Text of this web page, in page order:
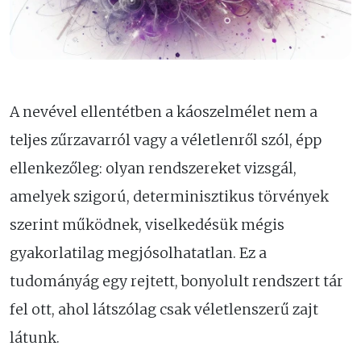
A nevével ellentétben a káoszelmélet nem a
teljes zűrzavarról vagy a véletlenről szól, épp
ellenkezőleg: olyan rendszereket vizsgál,
amelyek szigorú, determinisztikus törvények
szerint működnek, viselkedésük mégis
gyakorlatilag megjósolhatatlan. Ez a
tudományág egy rejtett, bonyolult rendszert tár
fel ott, ahol látszólag csak véletlenszerű zajt
látunk.